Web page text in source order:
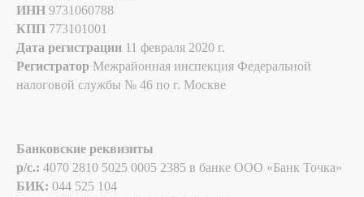
ИНН 9731060788
КПП 773101001
Дата регистрации 11 февраля 2020 г.
Регистратор Межрайонная инспекция Федеральной
налоговой службы № 46 по г. Москве
Банковские реквизиты
p/c.: 4070 2810 5025 0005 2385 в банке ООО «Банк Точка»
БИК: 044 525 104